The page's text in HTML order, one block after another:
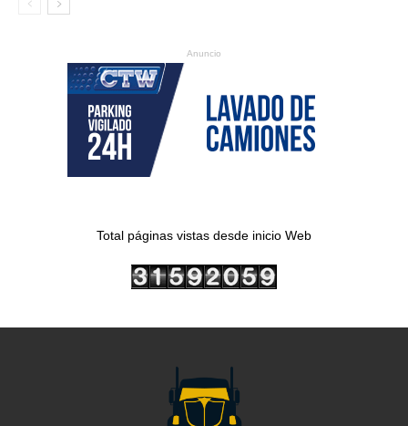
Anuncio
Total páginas vistas desde inicio Web